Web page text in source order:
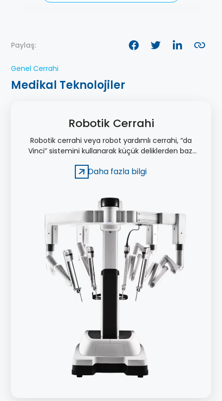
Paylaş:
Genel Cerrahi
Medikal Teknolojiler
Robotik Cerrahi
Robotik cerrahi veya robot yardımlı cerrahi, “da
Vinci” sistemini kullanarak küçük deliklerden bazı
tanımlanır.
Daha fazla bilgi